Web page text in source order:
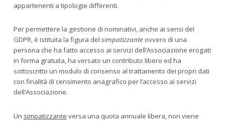
appartenenti a tipologie differenti.
Per permettere la gestione di nominativi, anche ai sensi del
GDPR, è istituita la figura del simpatizzanteovvero di una
persona che ha fatto accesso ai servizi dell’Associazione erogati
in forma gratuita, ha versato un contributo libero ed ha
sottoscritto un modulo di consenso al trattamento dei propri dati
con finalità di censimento anagrafico per l’accesso ai servizi
dell’Associazione.
Un simpatizzante versa una quota annuale libera, non viene